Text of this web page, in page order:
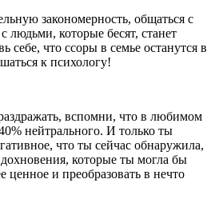
закономерность, общаться с
людьми, которые бесят, станет
себе, что ссоры в семье останутся в
к психологу!
вспомни, что в любимом
нейтрального. И только ты
что ты сейчас обнаружила,
которые ты могла бы
ценное и преобразовать в нечто